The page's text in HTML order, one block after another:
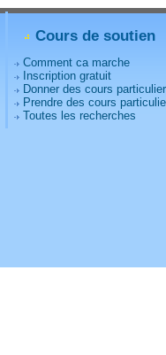
Cours de soutien
Comment ca marche
Inscription gratuit
Donner des cours
Prendre des cours
Toutes les recherches